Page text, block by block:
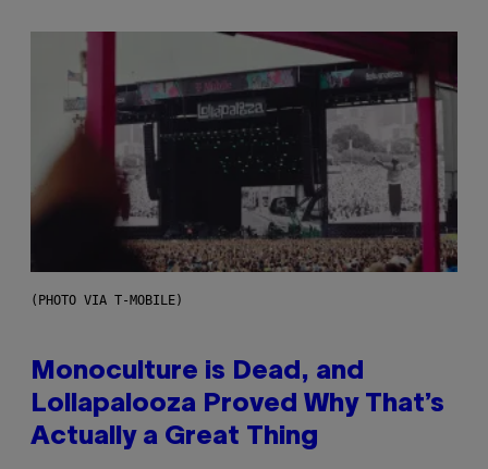
(PHOTO VIA T-MOBILE)
Monoculture is Dead, and
Lollapalooza Proved Why That’s
Actually a Great Thing